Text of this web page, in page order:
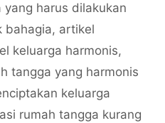
yang harus dilakukan
bahagia, artikel
keluarga harmonis,
tangga yang harmonis
keluarga
rumah tangga kurang